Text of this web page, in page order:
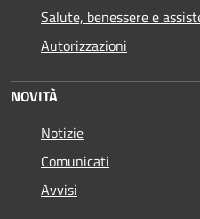
Salute, benessere e
Autorizzazioni
NOVITÀ
Notizie
Comunicati
Avvisi